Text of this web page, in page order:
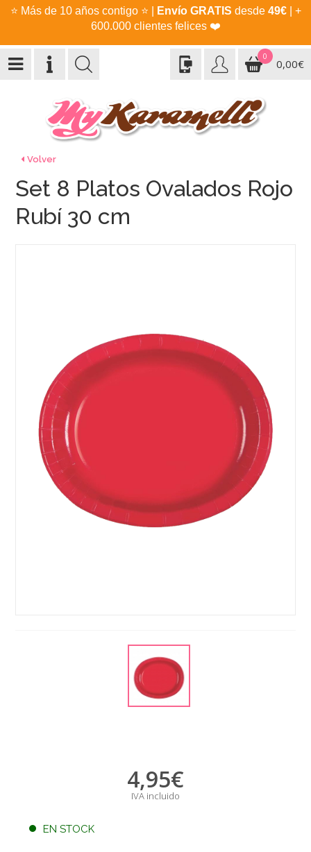
⭐ Más de 10 años contigo ⭐ Envío GRATIS desde 49€| +
600.000 clientes felices ❤️
0
0,00€
Volver
Set 8 Platos Ovalados Rojo
Rubí 30 cm
4,95€
IVA incluido
EN STOCK